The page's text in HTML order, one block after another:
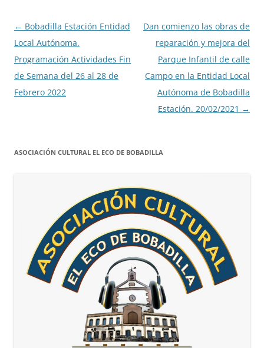
Navegación
de
entradas
← Bobadilla Estación Entidad
Local Autónoma.
Programación Actividades Fin
de Semana del 26 al 28 de
Febrero 2022
Dan comienzo las obras de
reparación y mejora del
Parque Infantil de calle
Campo en la Entidad Local
Autónoma de Bobadilla
Estación. 20/02/2021 →
ASOCIACIÓN CULTURAL EL ECO DE BOBADILLA